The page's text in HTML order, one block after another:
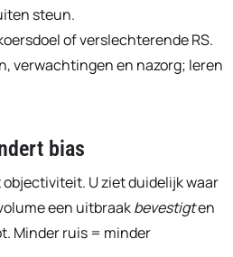
steun.
of verslechterende RS.
verwachtingen en nazorg; leren
bias
U ziet duidelijk waar
een uitbraakbevestigten
Minder ruis = minder